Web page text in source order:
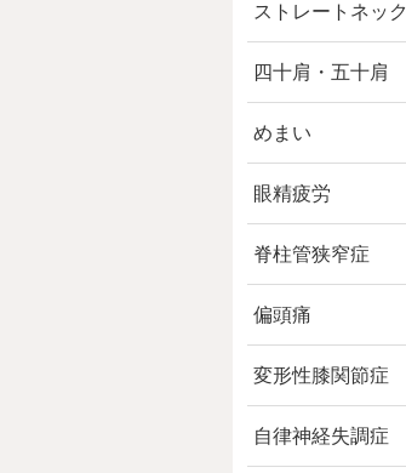
ストレートネック
四十肩・五十肩
めまい
眼精疲労
脊柱管狭窄症
偏頭痛
変形性膝関節症
自律神経失調症